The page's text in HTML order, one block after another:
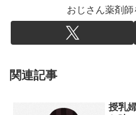
おじさん薬剤
関連記事
授乳